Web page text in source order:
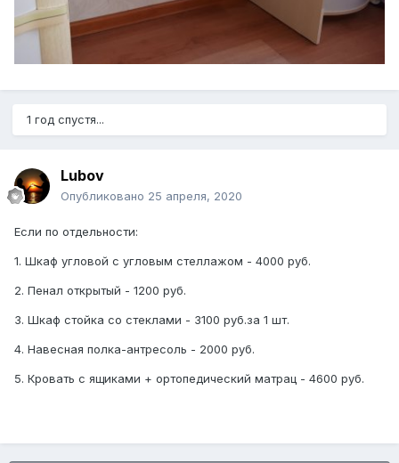
1 год спустя...
Lubov
Опубликовано 25 апреля, 2020
Если по отдельности:
1. Шкаф угловой с угловым стеллажом - 4000 руб.
2. Пенал открытый - 1200 руб.
3. Шкаф стойка со стеклами - 3100 руб.за 1 шт.
4. Навесная полка-антресоль - 2000 руб.
5. Кровать с ящиками + ортопедический матрац - 4600 руб.